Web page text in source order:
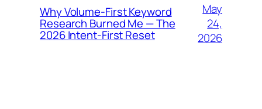
Why Volume-First Keyword
Research Burned Me — The
2026 Intent-First Reset
May
24,
2026